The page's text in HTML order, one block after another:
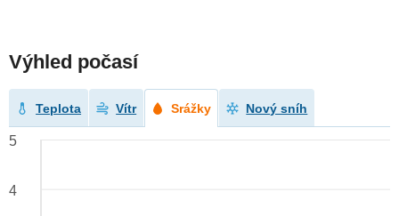
Výhled počasí
Teplota Vítr Srážky Nový sníh
5
4